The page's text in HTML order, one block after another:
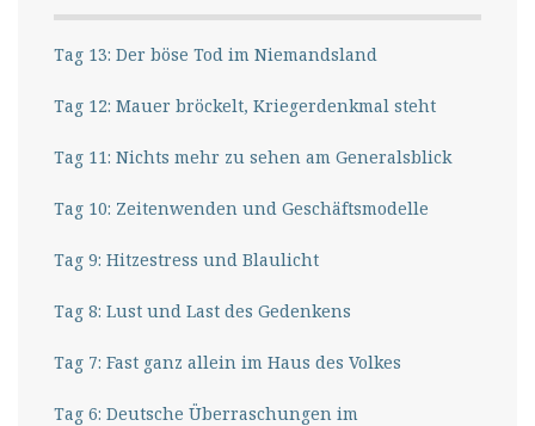
Tag 13: Der böse Tod im Niemandsland
Tag 12: Mauer bröckelt, Kriegerdenkmal steht
Tag 11: Nichts mehr zu sehen am Generalsblick
Tag 10: Zeitenwenden und Geschäftsmodelle
Tag 9: Hitzestress und Blaulicht
Tag 8: Lust und Last des Gedenkens
Tag 7: Fast ganz allein im Haus des Volkes
Tag 6: Deutsche Überraschungen im